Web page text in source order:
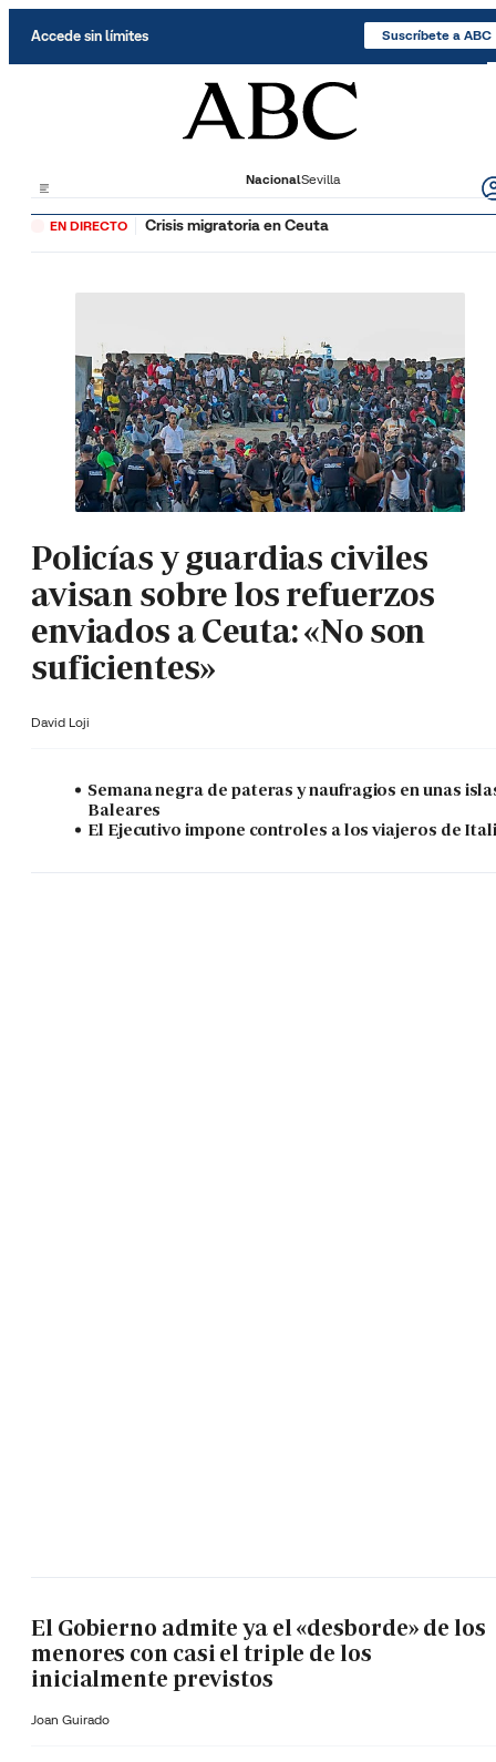
Accede sin límites Suscríbete a ABC
NacionalSevilla
EN DIRECTO Crisis migratoria en Ceuta
Policías y guardias civiles
avisan sobre los refuerzos
enviados a Ceuta: «No son
suficientes»
David Loji
Semana negra de pateras y naufragios en unas
Baleares
El Ejecutivo impone controles a los viajeros de
El Gobierno admite ya el «desborde» de los
menores con casi el triple de los
inicialmente previstos
Joan Guirado